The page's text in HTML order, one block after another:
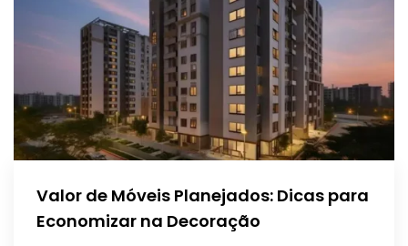
Valor de Móveis Planejados: Dicas para
Economizar na Decoração